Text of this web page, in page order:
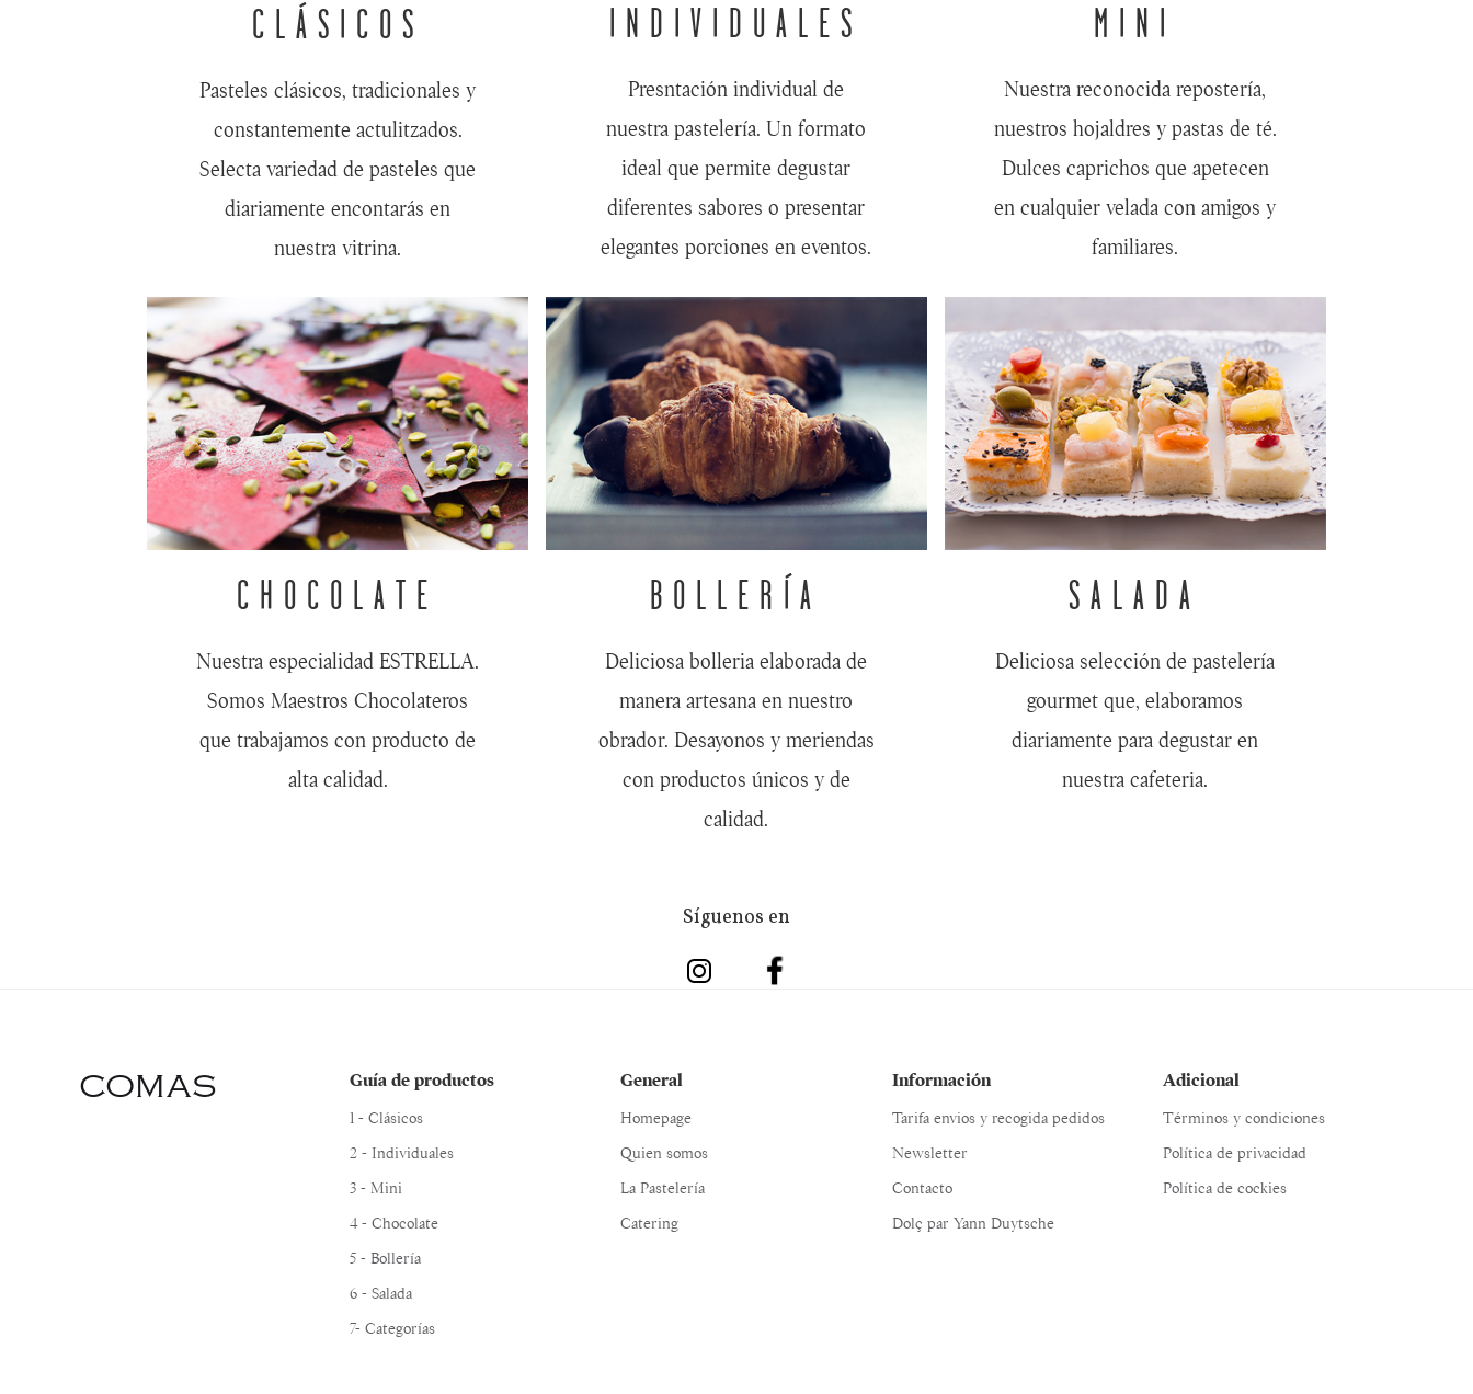
CLÁSICOS
Pasteles clásicos, tradicionales y
constantemente actulitzados.
Selecta variedad de pasteles que
diariamente encontarás en
nuestra vitrina.
INDIVIDUALES
Presntación individual de
nuestra pastelería. Un formato
ideal que permite degustar
diferentes sabores o presentar
elegantes porciones en eventos.
MINI
Nuestra reconocida repostería,
nuestros hojaldres y pastas de té.
Dulces caprichos que apetecen
en cualquier velada con amigos y
familiares.
CHOCOLATE
Nuestra especialidad ESTRELLA.
Somos Maestros Chocolateros
que trabajamos con producto de
alta calidad.
BOLLERÍA
Deliciosa bolleria elaborada de
manera artesana en nuestro
obrador. Desayonos y meriendas
con productos únicos y de
calidad.
SALADA
Deliciosa selección de pastelería
gourmet que, elaboramos
diariamente para degustar en
nuestra cafeteria.
Síguenos en
COMAS Guía de productos
1 - Clásicos
2 - Individuales
3 - Mini
4 - Chocolate
5 - Bollería
6 - Salada
7- Categorías
General
Homepage
Quien somos
La Pastelería
Catering
Información
Tarifa envios y recogida pedidos
Newsletter
Contacto
Dolç par Yann Duytsche
Adicional
Términos y condiciones
Política de privacidad
Política de cockies